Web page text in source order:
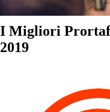
I Migliori
2019